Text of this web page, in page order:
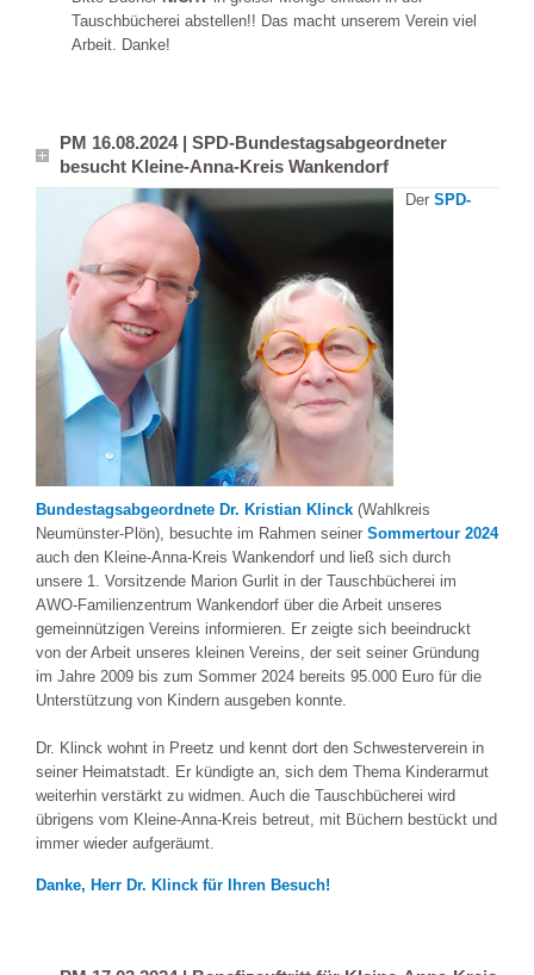
Tauschbücherei abstellen!! Das macht unserem Verein viel
Arbeit. Danke!
PM 16.08.2024 | SPD-Bundestagsabgeordneter
besucht Kleine-Anna-Kreis Wankendorf
Der SPD-
Bundestagsabgeordnete Dr. Kristian Klinck (Wahlkreis
Neumünster-Plön), besuchte im Rahmen seiner Sommertour 2024
auch den Kleine-Anna-Kreis Wankendorf und ließ sich durch
unsere 1. Vorsitzende Marion Gurlit in der Tauschbücherei im
AWO-Familienzentrum Wankendorf über die Arbeit unseres
gemeinnützigen Vereins informieren. Er zeigte sich beeindruckt
von der Arbeit unseres kleinen Vereins, der seit seiner Gründung
im Jahre 2009 bis zum Sommer 2024 bereits 95.000 Euro für die
Unterstützung von Kindern ausgeben konnte.
Dr. Klinck wohnt in Preetz und kennt dort den Schwesterverein in
seiner Heimatstadt. Er kündigte an, sich dem Thema Kinderarmut
weiterhin verstärkt zu widmen. Auch die Tauschbücherei wird
übrigens vom Kleine-Anna-Kreis betreut, mit Büchern bestückt und
immer wieder aufgeräumt.
Danke, Herr Dr. Klinck für Ihren Besuch!